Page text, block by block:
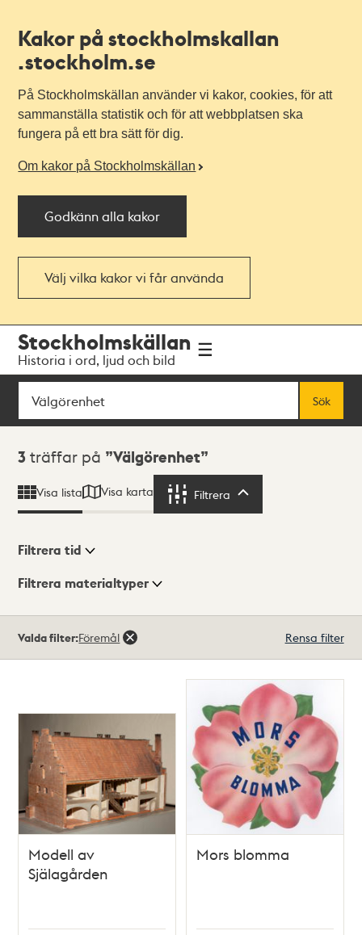
Kakor på stockholmskallan
.stockholm.se
På Stockholmskällan använder vi kakor, cookies, för att
sammanställa statistik och för att webbplatsen ska
fungera på ett bra sätt för dig.
Om kakor på Stockholmskällan
Godkänn alla kakor
Välj vilka kakor vi får använda
navigationen
huvudinnehållet
Stockholmskällan
Historia i ord, ljud och bild
Sök
Sök
Sökresultat
3 träffar på Välgörenhet
Visa lista Visa karta Filtrera
Visningsläge
Filtrera tid
Filtrera materialtyper
träffar
Valda filter:Föremål Rensa filter
Modell av
Själagården
Mors blomma